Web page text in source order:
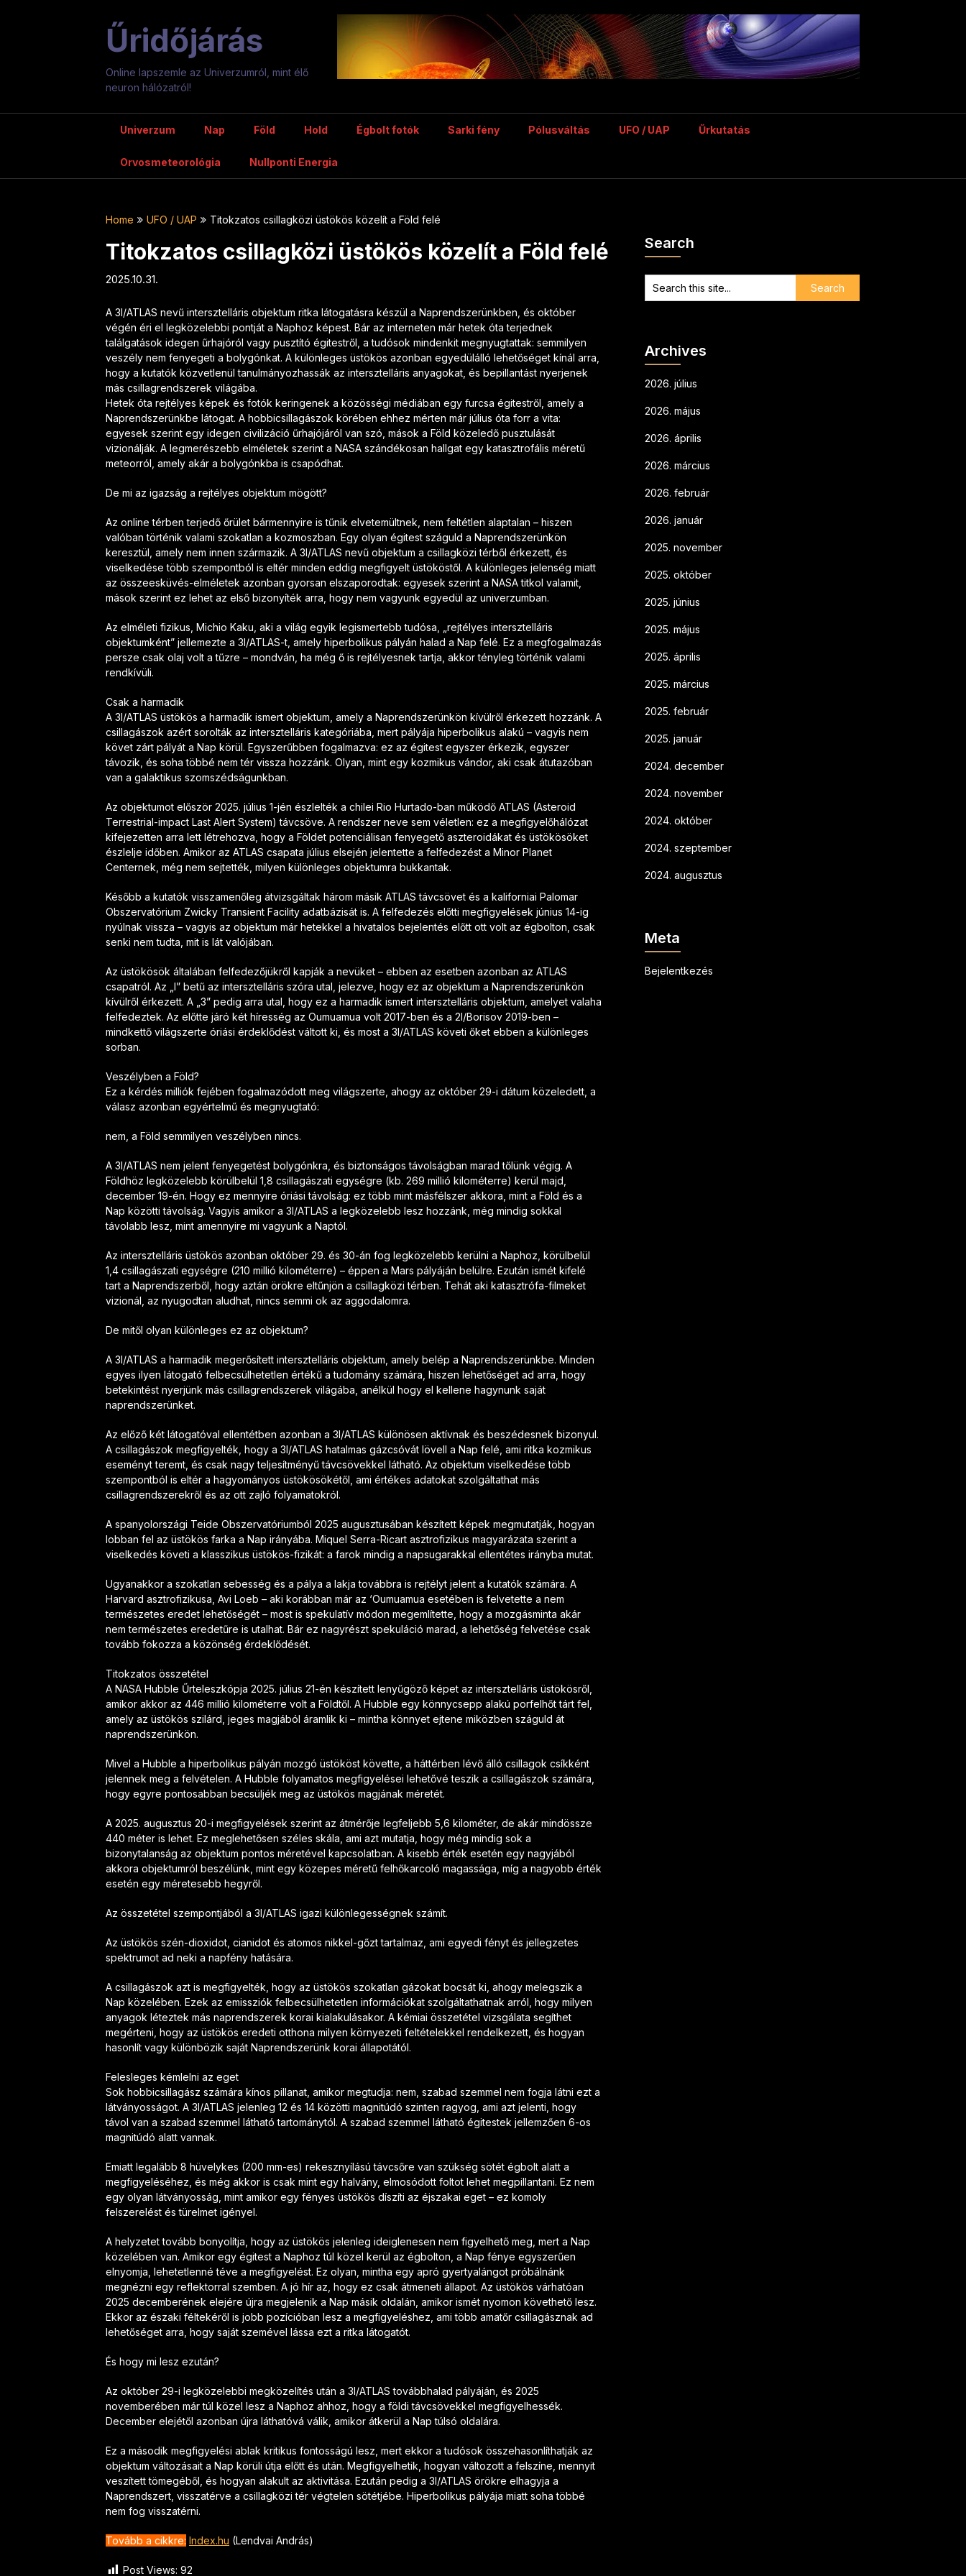
Űridőjárás
Online lapszemle az Univerzumról, mint élő
neuron hálózatról!
Univerzum Nap Föld Hold Égbolt fotók Sarki fény Pólusváltás UFO / UAP Űrkutatás
Orvosmeteorológia Nullponti Energia
Home UFO / UAP Titokzatos csillagközi üstökös közelít a Föld felé
Titokzatos csillagközi üstökös közelít a Föld felé
2025.10.31.
A 3I/ATLAS nevű intersztelláris objektum ritka látogatásra készül a Naprendszerünkben, és október
végén éri el legközelebbi pontját a Naphoz képest. Bár az interneten már hetek óta terjednek
találgatások idegen űrhajóról vagy pusztító égitestről, a tudósok mindenkit megnyugtattak: semmilyen
veszély nem fenyegeti a bolygónkat. A különleges üstökös azonban egyedülálló lehetőséget kínál arra,
hogy a kutatók közvetlenül tanulmányozhassák az intersztelláris anyagokat, és bepillantást nyerjenek
más csillagrendszerek világába.
Hetek óta rejtélyes képek és fotók keringenek a közösségi médiában egy furcsa égitestről, amely a
Naprendszerünkbe látogat. A hobbicsillagászok körében ehhez mérten már július óta forr a vita:
egyesek szerint egy idegen civilizáció űrhajójáról van szó, mások a Föld közeledő pusztulását
vizionálják. A legmerészebb elméletek szerint a NASA szándékosan hallgat egy katasztrofális méretű
meteorról, amely akár a bolygónkba is csapódhat.
De mi az igazság a rejtélyes objektum mögött?
Az online térben terjedő őrület bármennyire is tűnik elvetemültnek, nem feltétlen alaptalan – hiszen
valóban történik valami szokatlan a kozmoszban. Egy olyan égitest száguld a Naprendszerünkön
keresztül, amely nem innen származik. A 3I/ATLAS nevű objektum a csillagközi térből érkezett, és
viselkedése több szempontból is eltér minden eddig megfigyelt üstököstől. A különleges jelenség miatt
az összeesküvés-elméletek azonban gyorsan elszaporodtak: egyesek szerint a NASA titkol valamit,
mások szerint ez lehet az első bizonyíték arra, hogy nem vagyunk egyedül az univerzumban.
Az elméleti fizikus, Michio Kaku, aki a világ egyik legismertebb tudósa, „rejtélyes intersztelláris
objektumként” jellemezte a 3I/ATLAS-t, amely hiperbolikus pályán halad a Nap felé. Ez a megfogalmazás
persze csak olaj volt a tűzre – mondván, ha még ő is rejtélyesnek tartja, akkor tényleg történik valami
rendkívüli.
Csak a harmadik
A 3I/ATLAS üstökös a harmadik ismert objektum, amely a Naprendszerünkön kívülről érkezett hozzánk. A
csillagászok azért sorolták az intersztelláris kategóriába, mert pályája hiperbolikus alakú – vagyis nem
követ zárt pályát a Nap körül. Egyszerűbben fogalmazva: ez az égitest egyszer érkezik, egyszer
távozik, és soha többé nem tér vissza hozzánk. Olyan, mint egy kozmikus vándor, aki csak átutazóban
van a galaktikus szomszédságunkban.
Az objektumot először 2025. július 1-jén észlelték a chilei Rio Hurtado-ban működő ATLAS (Asteroid
Terrestrial-impact Last Alert System) távcsöve. A rendszer neve sem véletlen: ez a megfigyelőhálózat
kifejezetten arra lett létrehozva, hogy a Földet potenciálisan fenyegető aszteroidákat és üstökösöket
észlelje időben. Amikor az ATLAS csapata július elsején jelentette a felfedezést a Minor Planet
Centernek, még nem sejtették, milyen különleges objektumra bukkantak.
Később a kutatók visszamenőleg átvizsgáltak három másik ATLAS távcsövet és a kaliforniai Palomar
Obszervatórium Zwicky Transient Facility adatbázisát is. A felfedezés előtti megfigyelések június 14-ig
nyúlnak vissza – vagyis az objektum már hetekkel a hivatalos bejelentés előtt ott volt az égbolton, csak
senki nem tudta, mit is lát valójában.
Az üstökösök általában felfedezőjükről kapják a nevüket – ebben az esetben azonban az ATLAS
csapatról. Az „I” betű az intersztelláris szóra utal, jelezve, hogy ez az objektum a Naprendszerünkön
kívülről érkezett. A „3” pedig arra utal, hogy ez a harmadik ismert intersztelláris objektum, amelyet valaha
felfedeztek. Az előtte járó két híresség az Oumuamua volt 2017-ben és a 2I/Borisov 2019-ben –
mindkettő világszerte óriási érdeklődést váltott ki, és most a 3I/ATLAS követi őket ebben a különleges
sorban.
Veszélyben a Föld?
Ez a kérdés milliók fejében fogalmazódott meg világszerte, ahogy az október 29-i dátum közeledett, a
válasz azonban egyértelmű és megnyugtató:
nem, a Föld semmilyen veszélyben nincs.
A 3I/ATLAS nem jelent fenyegetést bolygónkra, és biztonságos távolságban marad tőlünk végig. A
Földhöz legközelebb körülbelül 1,8 csillagászati egységre (kb. 269 millió kilométerre) kerül majd,
december 19-én. Hogy ez mennyire óriási távolság: ez több mint másfélszer akkora, mint a Föld és a
Nap közötti távolság. Vagyis amikor a 3I/ATLAS a legközelebb lesz hozzánk, még mindig sokkal
távolabb lesz, mint amennyire mi vagyunk a Naptól.
Az intersztelláris üstökös azonban október 29. és 30-án fog legközelebb kerülni a Naphoz, körülbelül
1,4 csillagászati egységre (210 millió kilométerre) – éppen a Mars pályáján belülre. Ezután ismét kifelé
tart a Naprendszerből, hogy aztán örökre eltűnjön a csillagközi térben. Tehát aki katasztrófa-filmeket
vizionál, az nyugodtan aludhat, nincs semmi ok az aggodalomra.
De mitől olyan különleges ez az objektum?
A 3I/ATLAS a harmadik megerősített intersztelláris objektum, amely belép a Naprendszerünkbe. Minden
egyes ilyen látogató felbecsülhetetlen értékű a tudomány számára, hiszen lehetőséget ad arra, hogy
betekintést nyerjünk más csillagrendszerek világába, anélkül hogy el kellene hagynunk saját
naprendszerünket.
Az előző két látogatóval ellentétben azonban a 3I/ATLAS különösen aktívnak és beszédesnek bizonyul.
A csillagászok megfigyelték, hogy a 3I/ATLAS hatalmas gázcsóvát lövell a Nap felé, ami ritka kozmikus
eseményt teremt, és csak nagy teljesítményű távcsövekkel látható. Az objektum viselkedése több
szempontból is eltér a hagyományos üstökösökétől, ami értékes adatokat szolgáltathat más
csillagrendszerekről és az ott zajló folyamatokról.
A spanyolországi Teide Obszervatóriumból 2025 augusztusában készített képek megmutatják, hogyan
lobban fel az üstökös farka a Nap irányába. Miquel Serra-Ricart asztrofizikus magyarázata szerint a
viselkedés követi a klasszikus üstökös-fizikát: a farok mindig a napsugarakkal ellentétes irányba mutat.
Ugyanakkor a szokatlan sebesség és a pálya a lakja továbbra is rejtélyt jelent a kutatók számára. A
Harvard asztrofizikusa, Avi Loeb – aki korábban már az ‘Oumuamua esetében is felvetette a nem
természetes eredet lehetőségét – most is spekulatív módon megemlítette, hogy a mozgásminta akár
nem természetes eredetűre is utalhat. Bár ez nagyrészt spekuláció marad, a lehetőség felvetése csak
tovább fokozza a közönség érdeklődését.
Titokzatos összetétel
A NASA Hubble Űrteleszkópja 2025. július 21-én készített lenyűgöző képet az intersztelláris üstökösről,
amikor akkor az 446 millió kilométerre volt a Földtől. A Hubble egy könnycsepp alakú porfelhőt tárt fel,
amely az üstökös szilárd, jeges magjából áramlik ki – mintha könnyet ejtene miközben száguld át
naprendszerünkön.
Mivel a Hubble a hiperbolikus pályán mozgó üstököst követte, a háttérben lévő álló csillagok csíkként
jelennek meg a felvételen. A Hubble folyamatos megfigyelései lehetővé teszik a csillagászok számára,
hogy egyre pontosabban becsüljék meg az üstökös magjának méretét.
A 2025. augusztus 20-i megfigyelések szerint az átmérője legfeljebb 5,6 kilométer, de akár mindössze
440 méter is lehet. Ez meglehetősen széles skála, ami azt mutatja, hogy még mindig sok a
bizonytalanság az objektum pontos méretével kapcsolatban. A kisebb érték esetén egy nagyjából
akkora objektumról beszélünk, mint egy közepes méretű felhőkarcoló magassága, míg a nagyobb érték
esetén egy méretesebb hegyről.
Az összetétel szempontjából a 3I/ATLAS igazi különlegességnek számít.
Az üstökös szén-dioxidot, cianidot és atomos nikkel-gőzt tartalmaz, ami egyedi fényt és jellegzetes
spektrumot ad neki a napfény hatására.
A csillagászok azt is megfigyelték, hogy az üstökös szokatlan gázokat bocsát ki, ahogy melegszik a
Nap közelében. Ezek az emissziók felbecsülhetetlen információkat szolgáltathatnak arról, hogy milyen
anyagok léteztek más naprendszerek korai kialakulásakor. A kémiai összetétel vizsgálata segíthet
megérteni, hogy az üstökös eredeti otthona milyen környezeti feltételekkel rendelkezett, és hogyan
hasonlít vagy különbözik saját Naprendszerünk korai állapotától.
Felesleges kémlelni az eget
Sok hobbicsillagász számára kínos pillanat, amikor megtudja: nem, szabad szemmel nem fogja látni ezt a
látványosságot. A 3I/ATLAS jelenleg 12 és 14 közötti magnitúdó szinten ragyog, ami azt jelenti, hogy
távol van a szabad szemmel látható tartománytól. A szabad szemmel látható égitestek jellemzően 6-os
magnitúdó alatt vannak.
Emiatt legalább 8 hüvelykes (200 mm-es) rekesznyílású távcsőre van szükség sötét égbolt alatt a
megfigyeléséhez, és még akkor is csak mint egy halvány, elmosódott foltot lehet megpillantani. Ez nem
egy olyan látványosság, mint amikor egy fényes üstökös díszíti az éjszakai eget – ez komoly
felszerelést és türelmet igényel.
A helyzetet tovább bonyolítja, hogy az üstökös jelenleg ideiglenesen nem figyelhető meg, mert a Nap
közelében van. Amikor egy égitest a Naphoz túl közel kerül az égbolton, a Nap fénye egyszerűen
elnyomja, lehetetlenné téve a megfigyelést. Ez olyan, mintha egy apró gyertyalángot próbálnánk
megnézni egy reflektorral szemben. A jó hír az, hogy ez csak átmeneti állapot. Az üstökös várhatóan
2025 decemberének elejére újra megjelenik a Nap másik oldalán, amikor ismét nyomon követhető lesz.
Ekkor az északi féltekéről is jobb pozícióban lesz a megfigyeléshez, ami több amatőr csillagásznak ad
lehetőséget arra, hogy saját szemével lássa ezt a ritka látogatót.
És hogy mi lesz ezután?
Az október 29-i legközelebbi megközelítés után a 3I/ATLAS továbbhalad pályáján, és 2025
novemberében már túl közel lesz a Naphoz ahhoz, hogy a földi távcsövekkel megfigyelhessék.
December elejétől azonban újra láthatóvá válik, amikor átkerül a Nap túlsó oldalára.
Ez a második megfigyelési ablak kritikus fontosságú lesz, mert ekkor a tudósok összehasonlíthatják az
objektum változásait a Nap körüli útja előtt és után. Megfigyelhetik, hogyan változott a felszíne, mennyit
veszített tömegéből, és hogyan alakult az aktivitása. Ezután pedig a 3I/ATLAS örökre elhagyja a
Naprendszert, visszatérve a csillagközi tér végtelen sötétjébe. Hiperbolikus pályája miatt soha többé
nem fog visszatérni.
Tovább a cikkre: Index.hu (Lendvai András)
Post Views: 92
Search
Archives
2026. július
2026. május
2026. április
2026. március
2026. február
2026. január
2025. november
2025. október
2025. június
2025. május
2025. április
2025. március
2025. február
2025. január
2024. december
2024. november
2024. október
2024. szeptember
2024. augusztus
Meta
Bejelentkezés